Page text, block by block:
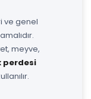
ve genel
meyve,
perdesi